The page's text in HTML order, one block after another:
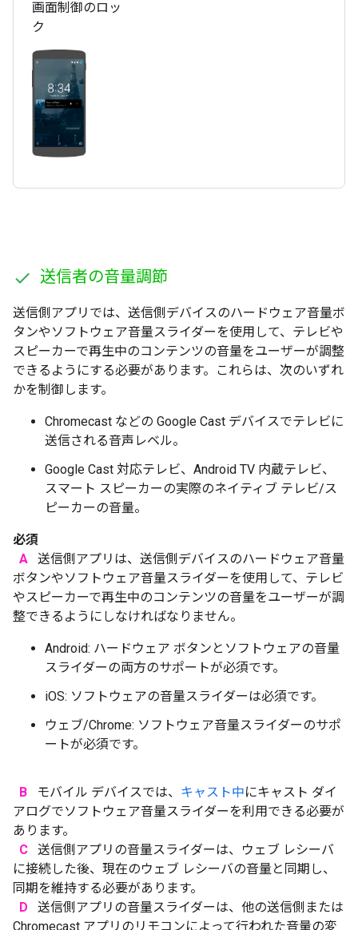
画面制御のロッ
ク
送信者の音量調節
送信側アプリでは、送信側デバイスのハードウェア音量ボ
タンやソフトウェア音量スライダーを使用して、テレビや
スピーカーで再生中のコンテンツの音量をユーザーが調整
できるようにする必要があります。これらは、次のいずれ
かを制御します。
Chromecast などの Google Cast デバイスでテレビに
送信される音声レベル。
Google Cast 対応テレビ、Android TV 内蔵テレビ、
スマート スピーカーの実際のネイティブ テレビ/ス
ピーカーの音量。
必須
A
送信側アプリは、送信側デバイスのハードウェア音量
ボタンやソフトウェア音量スライダーを使用して、テレビ
やスピーカーで再生中のコンテンツの音量をユーザーが調
整できるようにしなければなりません。
Android: ハードウェア ボタンとソフトウェアの音量
スライダーの両方のサポートが必須です。
iOS: ソフトウェアの音量スライダーは必須です。
ウェブ/Chrome: ソフトウェア音量スライダーのサポ
ートが必須です。
B モバイル デバイスでは、 キャスト中にキャスト ダイ
アログでソフトウェア音量スライダーを利用できる必要が
あります。
C
送信側アプリの音量スライダーは、ウェブ レシーバ
に接続した後、現在のウェブ レシーバの音量と同期し、
同期を維持する必要があります。
D
送信側アプリの音量スライダーは、他の送信側または
Chromecast アプリのリモコンによって行われた音量の変